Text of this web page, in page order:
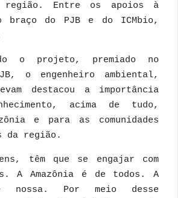
região. Entre os apoios à
braço do PJB e do ICMbio,
o projeto, premiado no
o engenheiro ambiental,
destacou a importância
acima de tudo,
e para as comunidades
da região.
têm que se engajar com
A Amazônia é de todos. A
é nossa. Por meio desse